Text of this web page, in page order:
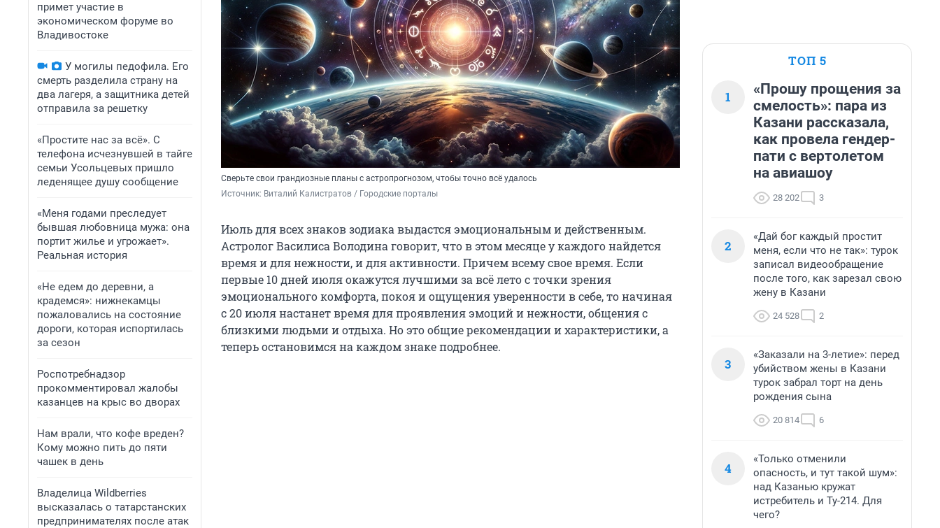
примет участие в
экономическом форуме во
Владивостоке
У могилы педофила. Его
смерть разделила страну на
два лагеря, а защитника детей
отправила за решетку
«Простите нас за всё». С
телефона исчезнувшей в тайге
семьи Усольцевых пришло
леденящее душу сообщение
«Меня годами преследует
бывшая любовница мужа: она
портит жилье и угрожает».
Реальная история
«Не едем до деревни, а
крадемся»: нижнекамцы
пожаловались на состояние
дороги, которая испортилась
за сезон
Роспотребнадзор
прокомментировал жалобы
казанцев на крыс во дворах
Нам врали, что кофе вреден?
Кому можно пить до пяти
чашек в день
Владелица Wildberries
высказалась о татарстанских
предпринимателях после атак
Сверьте свои грандиозные планы с астропрогнозом, чтобы точно всё удалось
Источник: Виталий Калистратов / Городские порталы
Июль для всех знаков зодиака выдастся эмоциональным и действенным.
Астролог Василиса Володина говорит, что в этом месяце у каждого найдется
время и для нежности, и для активности. Причем всему свое время. Если
первые 10 дней июля окажутся лучшими за всё лето с точки зрения
эмоционального комфорта, покоя и ощущения уверенности в себе, то начиная
с 20 июля настанет время для проявления эмоций и нежности, общения с
близкими людьми и отдыха. Но это общие рекомендации и характеристики, а
теперь остановимся на каждом знаке подробнее.
ТОП 5
1
«Прошу прощения за
смелость»: пара из
Казани рассказала,
как провела гендер-
пати с вертолетом
на авиашоу
28 202 3
2
«Дай бог каждый простит
меня, если что не так»: турок
записал видеообращение
после того, как зарезал свою
жену в Казани
24 528 2
3
«Заказали на 3-летие»: перед
убийством жены в Казани
турок забрал торт на день
рождения сына
20 814 6
4
«Только отменили
опасность, и тут такой шум»:
над Казанью кружат
истребитель и Ту-214. Для
чего?